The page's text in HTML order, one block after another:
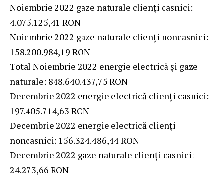
Noiembrie 2022 gaze naturale clienți casnici:
4.075.125,41 RON
Noiembrie 2022 gaze naturale clienți noncasnici:
158.200.984,19 RON
Total Noiembrie 2022 energie electrică și gaze
naturale: 848.640.437,75 RON
Decembrie 2022 energie electrică clienți casnici:
197.405.714,63 RON
Decembrie 2022 energie electrică clienți
noncasnici: 156.324.486,44 RON
Decembrie 2022 gaze naturale clienți casnici:
24.273,66 RON